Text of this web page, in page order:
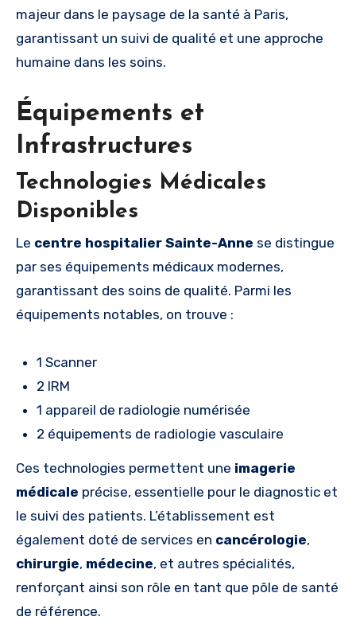
majeur dans le paysage de la santé à Paris,
garantissant un suivi de qualité et une approche
humaine dans les soins.
Équipements et
Infrastructures
Technologies Médicales
Disponibles
Le centre hospitalier Sainte-Anne se distingue
par ses équipements médicaux modernes,
garantissant des soins de qualité. Parmi les
équipements notables, on trouve :
1 Scanner
2 IRM
1 appareil de radiologie numérisée
2 équipements de radiologie vasculaire
Ces technologies permettent une imagerie
médicale précise, essentielle pour le diagnostic et
le suivi des patients. L’établissement est
également doté de services en cancérologie,
chirurgie, médecine, et autres spécialités,
renforçant ainsi son rôle en tant que pôle de santé
de référence.